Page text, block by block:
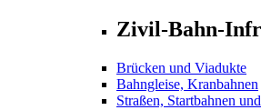
Zivil-Bahn-
Brücken und Viadukte
Bahngleise, Kranbahnen
Straßen, Startbahnen